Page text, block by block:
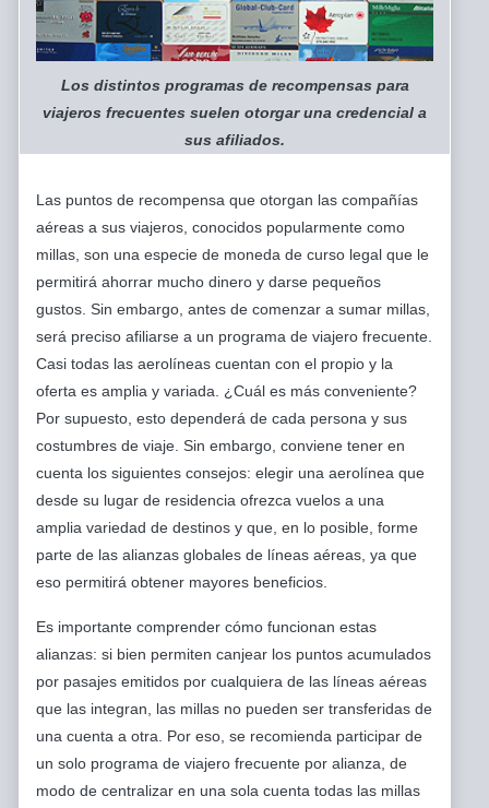
Los distintos programas de recompensas para
viajeros frecuentes suelen otorgar una credencial a
sus afiliados.
Las puntos de recompensa que otorgan las compañías
aéreas a sus viajeros, conocidos popularmente como
millas, son una especie de moneda de curso legal que le
permitirá ahorrar mucho dinero y darse pequeños
gustos. Sin embargo, antes de comenzar a sumar millas,
será preciso afiliarse a un programa de viajero frecuente.
Casi todas las aerolíneas cuentan con el propio y la
oferta es amplia y variada. ¿Cuál es más conveniente?
Por supuesto, esto dependerá de cada persona y sus
costumbres de viaje. Sin embargo, conviene tener en
cuenta los siguientes consejos: elegir una aerolínea que
desde su lugar de residencia ofrezca vuelos a una
amplia variedad de destinos y que, en lo posible, forme
parte de las alianzas globales de líneas aéreas, ya que
eso permitirá obtener mayores beneficios.
Es importante comprender cómo funcionan estas
alianzas: si bien permiten canjear los puntos acumulados
por pasajes emitidos por cualquiera de las líneas aéreas
que las integran, las millas no pueden ser transferidas de
una cuenta a otra. Por eso, se recomienda participar de
un solo programa de viajero frecuente por alianza, de
modo de centralizar en una sola cuenta todas las millas